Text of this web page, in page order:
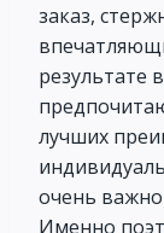
заказ,
результате
лучших
очень
Именно